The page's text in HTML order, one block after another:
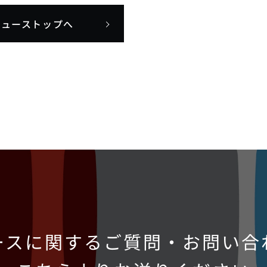
ーストップへ
に関するご質問・お問い